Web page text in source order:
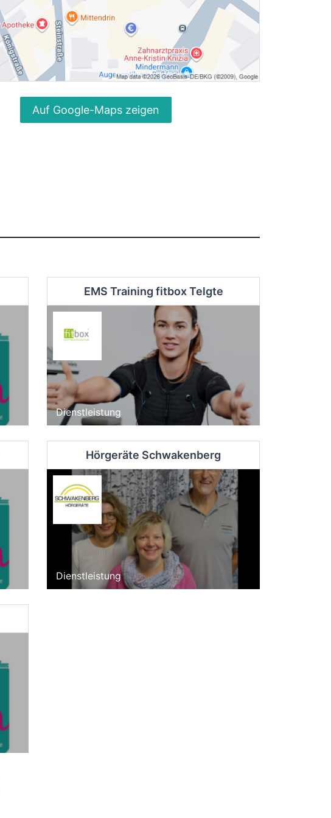
Auf Google-Maps zeigen
EMS Training fitbox Telgte
Dienstleistung
Hörgeräte Schwakenberg
Dienstleistung